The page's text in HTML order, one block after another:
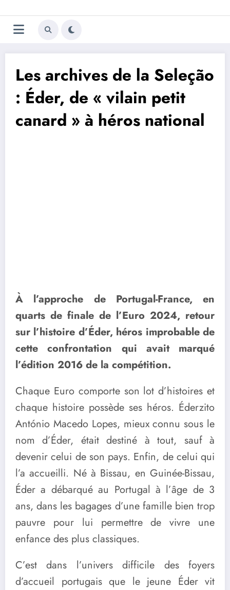
au
contenu
Trivela
L'actualité du football
Les archives de la Seleção
: Éder, de « vilain petit
canard » à héros national
À l’approche de Portugal-France, en
quarts de finale de l’Euro 2024, retour
sur l’histoire d’Éder, héros improbable de
cette confrontation qui avait marqué
l’édition 2016 de la compétition.
Chaque Euro comporte son lot d’histoires et
chaque histoire possède ses héros. Éderzito
António Macedo Lopes, mieux connu sous le
nom d’Éder, était destiné à tout, sauf à
devenir celui de son pays. Enfin, de celui qui
l’a accueilli. Né à Bissau, en Guinée-Bissau,
Éder a débarqué au Portugal à l’âge de 3
ans, dans les bagages d’une famille bien trop
pauvre pour lui permettre de vivre une
enfance des plus classiques.
C’est dans l’univers difficile des foyers
d’accueil portugais que le jeune Éder vit